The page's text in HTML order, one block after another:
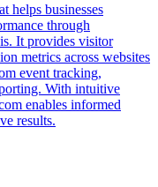
helps businesses
through
It provides visitor
metrics across websites
event tracking,
With intuitive
enables informed
results.